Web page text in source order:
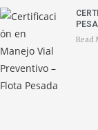
Read